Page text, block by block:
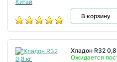
В корзину
Хладон R32
Ожидается